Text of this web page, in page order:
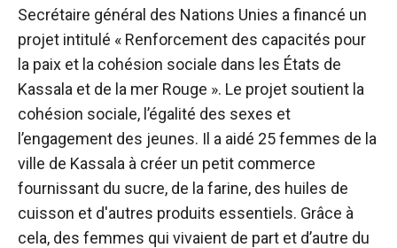
Secrétaire général des Nations Unies a financé un
projet intitulé « Renforcement des capacités pour
la paix et la cohésion sociale dans les États de
Kassala et de la mer Rouge ». Le projet soutient la
cohésion sociale, l’égalité des sexes et
l’engagement des jeunes. Il a aidé 25 femmes de la
ville de Kassala à créer un petit commerce
fournissant du sucre, de la farine, des huiles de
cuisson et d'autres produits essentiels. Grâce à
cela, des femmes qui vivaient de part et d’autre du